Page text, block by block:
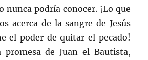
nunca podría conocer. ¡Lo que
acerca de la sangre de Jesús
el poder de quitar el pecado!
promesa de Juan el Bautista,